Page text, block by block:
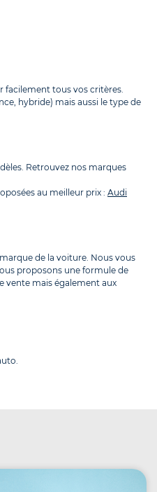
facilement tous vos critères.
hybride) mais aussi le type de
Retrouvez nos marques
au meilleur prix : Audi
de la voiture. Nous vous
proposons une formule de
vente mais également aux